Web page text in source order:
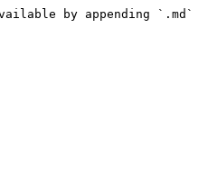
by appending `.md`